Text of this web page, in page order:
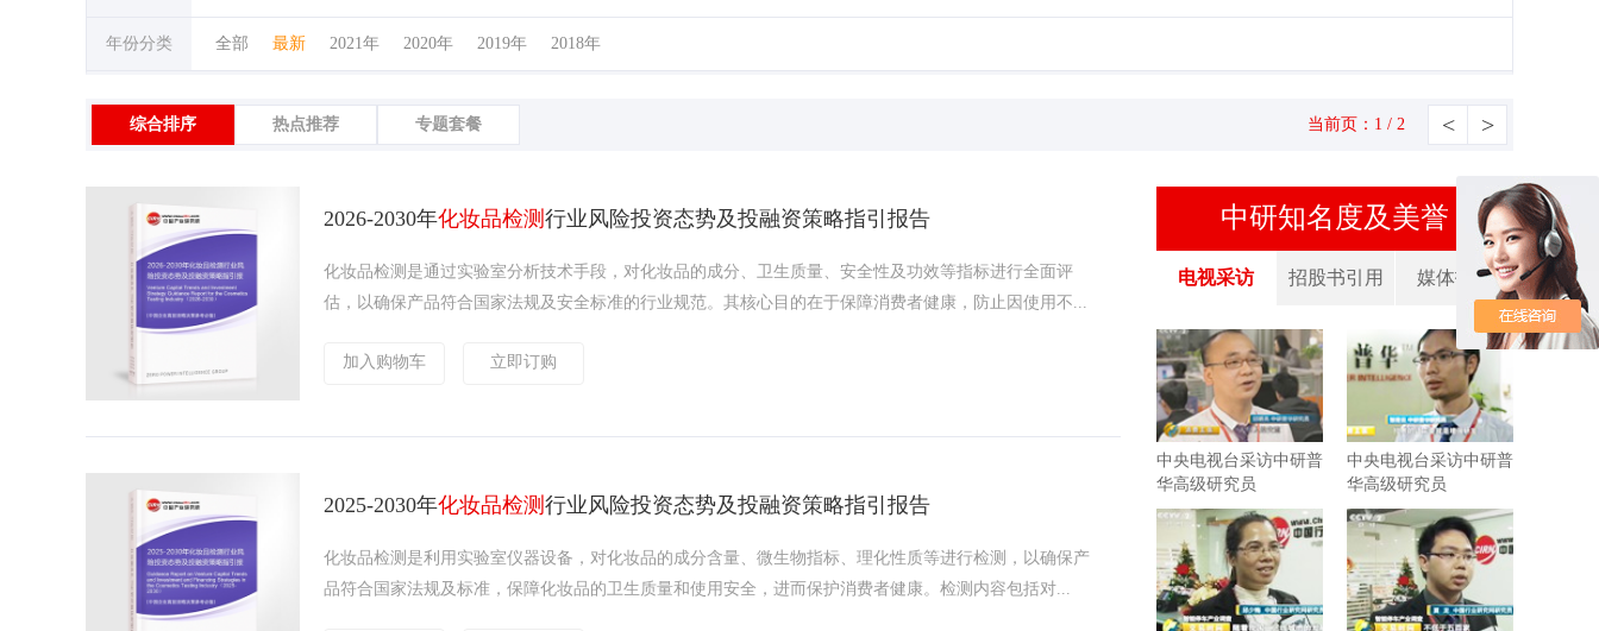
年份分类 全部 最新 2021年 2020年 2019年 2018年
综合排序 热点推荐 专题套餐 当前页：1 / 2 < >
2026-2030年化妆品检测 行业风险投资态势及投融资策略指引报告
化妆品检测是通过实验室分析技术手段，对化妆品的成分、卫生质量、安全性及功效等指标进行全面评
估，以确保产品符合国家法规及安全标准的行业规范。其核心目的在于保障消费者健康，防止因使用不...
加入购物车 立即订购
2025-2030年化妆品检测 行业风险投资态势及投融资策略指引报告
化妆品检测是利用实验室仪器设备，对化妆品的成分含量、微生物指标、理化性质等进行检测，以确保产
品符合国家法规及标准，保障化妆品的卫生质量和使用安全，进而保护消费者健康。检测内容包括对...
中研知名度及美誉
电视采访 招股书引用 媒体报道
中央电视台采访中研普
华高级研究员
中央电视台采访中研普
华高级研究员